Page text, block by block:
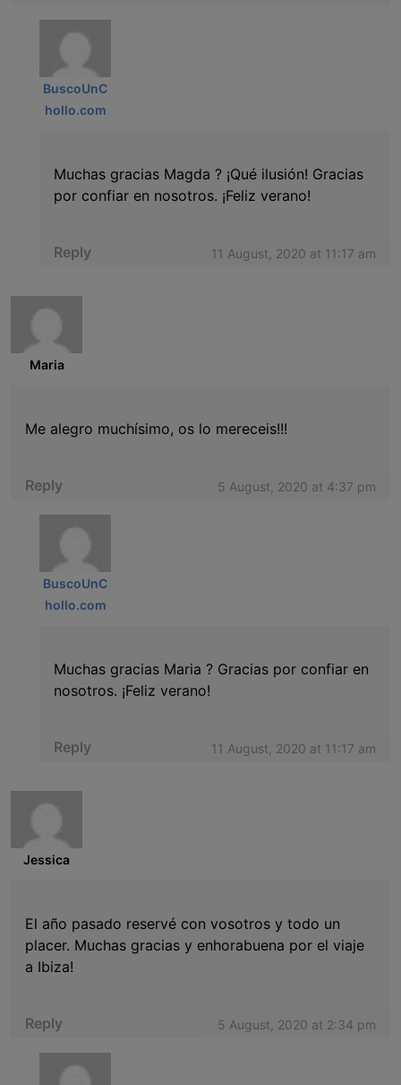
BuscoUnC
hollo.com
11 August, 2020 at 11:17 am
Muchas gracias Magda ? ¡Qué ilusión! Gracias
por confiar en nosotros. ¡Feliz verano!
Reply
Maria
5 August, 2020 at 4:37 pm
Me alegro muchísimo, os lo mereceis!!!
Reply
BuscoUnC
hollo.com
11 August, 2020 at 11:17 am
Muchas gracias Maria ? Gracias por confiar en
nosotros. ¡Feliz verano!
Reply
Jessica
5 August, 2020 at 2:34 pm
El año pasado reservé con vosotros y todo un
placer. Muchas gracias y enhorabuena por el viaje
a Ibiza!
Reply